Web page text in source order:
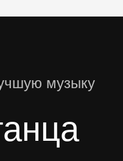
музыку